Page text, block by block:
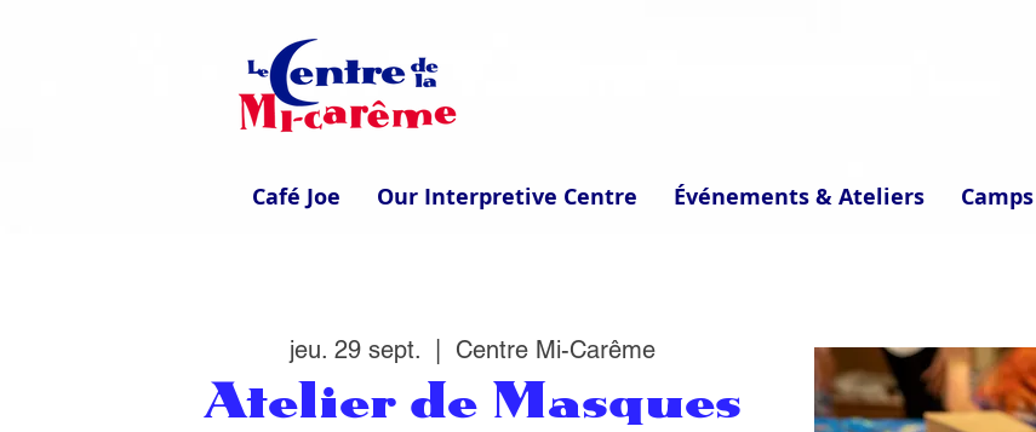
Café Joe Our Interpretive Centre Événements & Ateliers
jeu. 29 sept. Centre Mi-Carême
Atelier de Masques